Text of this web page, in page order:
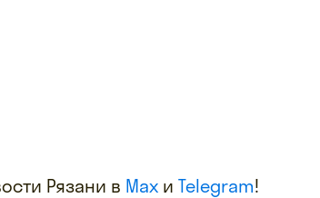
Рязани в Max и Telegram!